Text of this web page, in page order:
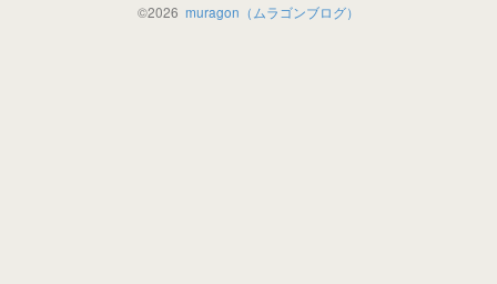
©2026 muragon（ムラゴンブログ）